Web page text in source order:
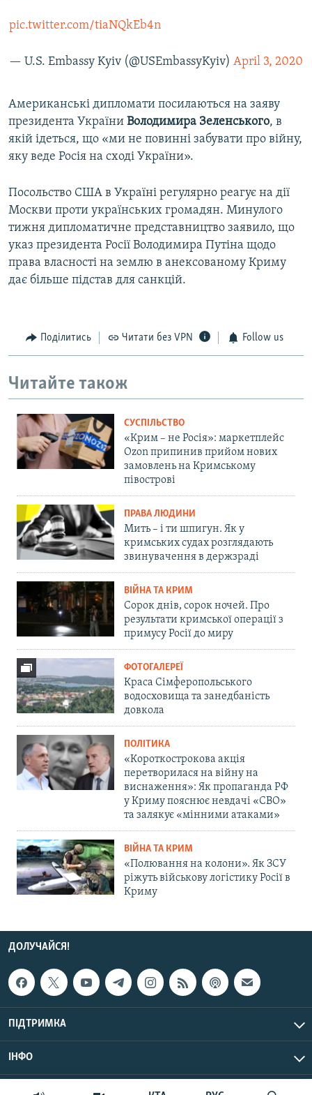
pic.twitter.com/tiaNQkEb4n
— U.S. Embassy Kyiv (@USEmbassyKyiv) April 3, 2020
Американські дипломати посилаються на заяву
президента України Володимира Зеленського, в
якій ідеться, що «ми не повинні забувати про війну,
яку веде Росія на сході України».
Посольство США в Україні регулярно реагує на дії
Москви проти українських громадян. Минулого
тижня дипломатичне представництво заявило, що
указ президента Росії Володимира Путіна щодо
права власності на землю в анексованому Криму
дає більше підстав для санкцій.
Поділитись Читати без VPN Follow us
Читайте також
СУСПІЛЬСТВО
«Крим – не Росія»: маркетплейс
Ozon припинив прийом нових
замовлень на Кримському
півострові
ПРАВА ЛЮДИНИ
Мить – і ти шпигун. Як у
кримських судах розглядають
звинувачення в держзраді
ВІЙНА ТА КРИМ
Сорок днів, сорок ночей. Про
результати кримської операції з
примусу Росії до миру
ФОТОГАЛЕРЕЇ
Краса Сімферопольського
водосховища та занедбаність
довкола
ПОЛІТИКА
«Короткострокова акція
перетворилася на війну на
виснаження»: Як пропаганда РФ
у Криму пояснює невдачі «СВО»
та залякує «мінними атаками»
ВІЙНА ТА КРИМ
«Полювання на колони». Як ЗСУ
ріжуть військову логістику Росії в
Криму
ДОЛУЧАЙСЯ!
ПІДТРИМКА
ІНФО